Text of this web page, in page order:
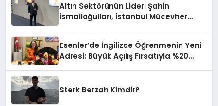
Altın Sektörünün Lideri Şahin
İsmailoğulları, İstanbul Mücevher
Esenler’de İngilizce Öğrenmenin Yeni
Adresi: Büyük Açılış Fırsatıyla %20
Sterk Berzah Kimdir?